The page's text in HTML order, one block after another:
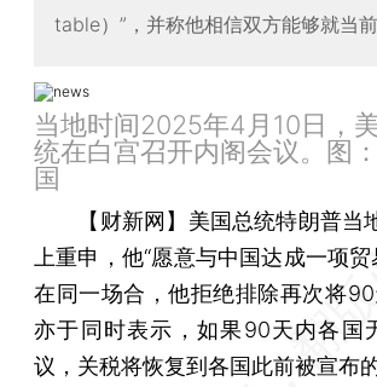
table）”，并称他相信双方能够就当
当地时间2025年4月10日，
统在白宫召开内阁会议。图
国
【财新网】 美国总统特朗普当
上重申，他“愿意与中国达成一项
在同一场合，他拒绝排除再次将
亦于同时表示，如果90天内各国
议，关税将恢复到各国此前被宣布